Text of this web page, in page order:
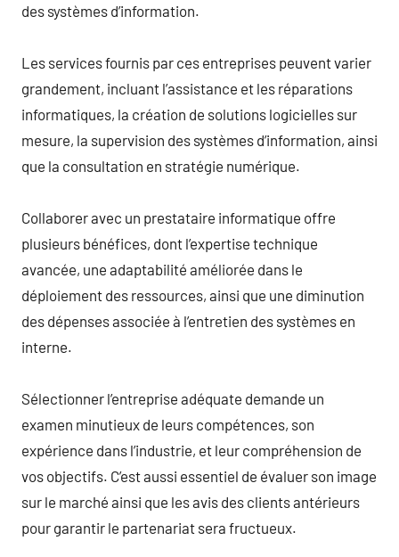
des systèmes d’information.
Les services fournis par ces entreprises peuvent varier
grandement, incluant l’assistance et les réparations
informatiques, la création de solutions logicielles sur
mesure, la supervision des systèmes d’information, ainsi
que la consultation en stratégie numérique.
Collaborer avec un prestataire informatique offre
plusieurs bénéfices, dont l’expertise technique
avancée, une adaptabilité améliorée dans le
déploiement des ressources, ainsi que une diminution
des dépenses associée à l’entretien des systèmes en
interne.
Sélectionner l’entreprise adéquate demande un
examen minutieux de leurs compétences, son
expérience dans l’industrie, et leur compréhension de
vos objectifs. C’est aussi essentiel de évaluer son image
sur le marché ainsi que les avis des clients antérieurs
pour garantir le partenariat sera fructueux.